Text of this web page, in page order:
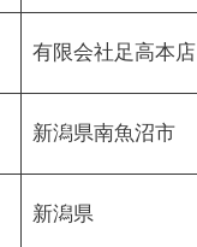
有限会社足高本店
新潟県南魚沼市
新潟県